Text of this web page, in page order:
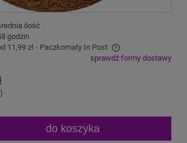
ilość
godzin
11,99 zł - Paczkomaty In Post
ewentualnych kosztów płatnościsprawdź formy dostawy
)
do koszyka